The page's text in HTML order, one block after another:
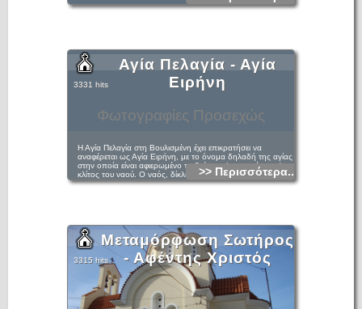
Φωτογραφίες Προσεχώς
Αγία Πελαγία - Αγία
Ειρήνη
3331 hits
Η Αγία Πελαγία στη Βουλισμένη έχει επικρατήσει να
αναφέρεται ως Αγία Ειρήνη, με το όνομα δηλαδή της αγίας
στην οποία είναι αφιερωμένο το δεύτερο (μεταγενέστερο)
κλίτος του ναού. Ο ναός, δίκλιτος σήμερα και διμάρτυρος,
βρίσκεται μέσα στον οικισμό και είναι μεγάλων διαστάσεων.
>> Περισσότερα...
Μεταμόρφωση Σωτήρος
- Αφέντης Χριστός
3315 hits